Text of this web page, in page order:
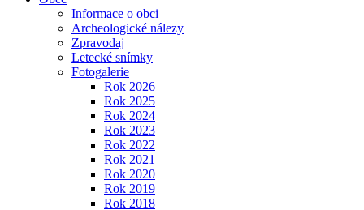
Informace o obci
Archeologické nálezy
Zpravodaj
Letecké snímky
Fotogalerie
Rok 2026
Rok 2025
Rok 2024
Rok 2023
Rok 2022
Rok 2021
Rok 2020
Rok 2019
Rok 2018